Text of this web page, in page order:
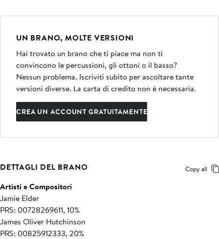
UN BRANO, MOLTE VERSIONI
Hai trovato un brano che ti piace ma non ti
convincono le percussioni, gli ottoni o il basso?
Nessun problema. Iscriviti subito per ascoltare tante
versioni diverse. La carta di credito non è necessaria.
CREA UN ACCOUNT GRATUITAMENTE
DETTAGLI DEL BRANO Copy all
Artisti e Compositori
Jamie Elder
PRS: 00728269611, 10%
James Oliver Hutchinson
PRS: 00825912333, 20%